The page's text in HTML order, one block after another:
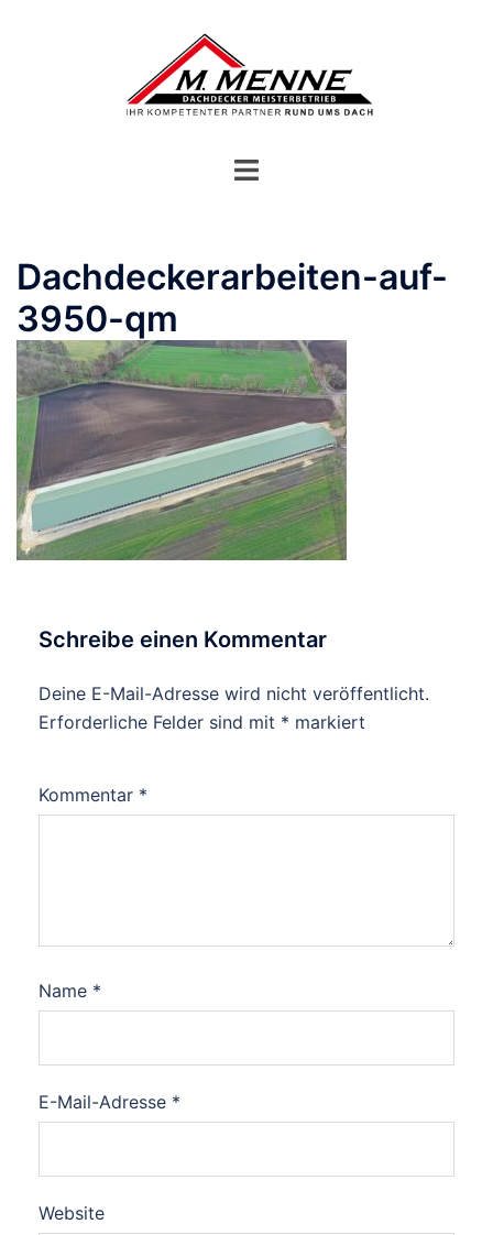
Menü
Dachdeckerarbeiten-auf-
3950-qm
Schreibe einen Kommentar
Deine E-Mail-Adresse wird nicht veröffentlicht.
Erforderliche Felder sind mit * markiert
Kommentar *
Name *
E-Mail-Adresse *
Website